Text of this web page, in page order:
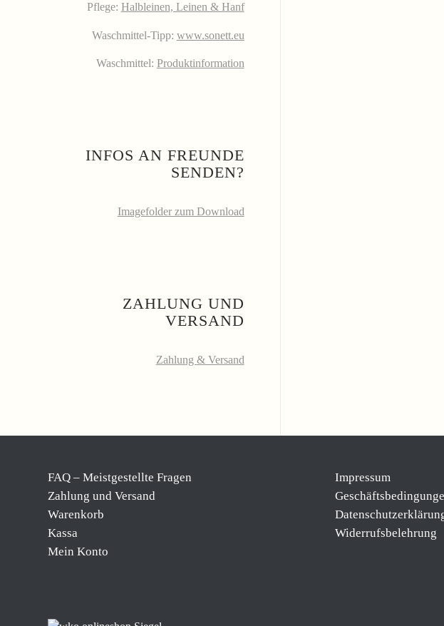
Pflege: Halbleinen, Leinen & Hanf
Waschmittel-Tipp: www.sonett.eu
Waschmittel: Produktinformation
INFOS AN FREUNDE
SENDEN?
Imagefolder zum Download
ZAHLUNG UND
VERSAND
Zahlung & Versand
FAQ – Meistgestellte Fragen
Zahlung und Versand
Warenkorb
Kassa
Mein Konto
Impressum
Widerrufsbelehrung